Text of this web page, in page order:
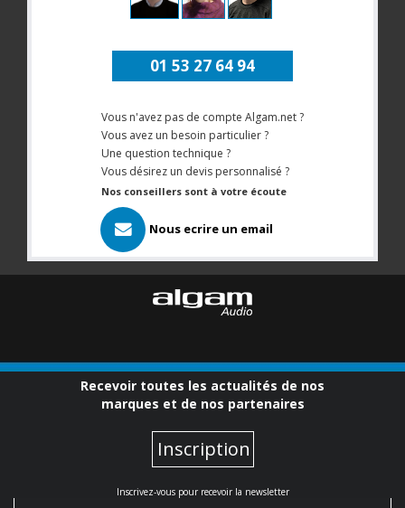
01 53 27 64 94
Vous n'avez pas de compte Algam.net ?
Vous avez un besoin particulier ?
Une question technique ?
Vous désirez un devis personnalisé ?
Nos conseillers sont à votre écoute
Nous ecrire un email
Recevoir toutes les actualités de nos
marques et de nos partenaires
Inscription
Inscrivez-vous pour recevoir la newsletter